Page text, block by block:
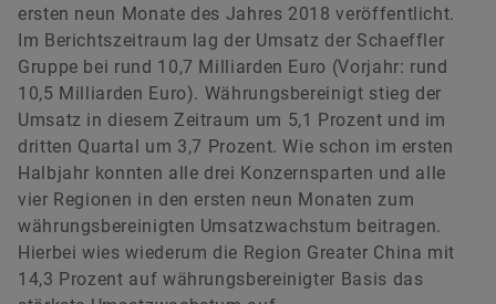
Schaeffler AG
Herzogenaurach
+49 9132 82-5000
presse@schaeffler.com
ersten neun Monate des Jahres 2018 veröffentlicht.
Im Berichtszeitraum lag der Umsatz der Schaeffler
Gruppe bei rund 10,7 Milliarden Euro (Vorjahr: rund
10,5 Milliarden Euro). Währungsbereinigt stieg der
Umsatz in diesem Zeitraum um 5,1 Prozent und im
dritten Quartal um 3,7 Prozent. Wie schon im ersten
Halbjahr konnten alle drei Konzernsparten und alle
vier Regionen in den ersten neun Monaten zum
währungsbereinigten Umsatzwachstum beitragen.
Hierbei wies wiederum die Region Greater China mit
14,3 Prozent auf währungsbereinigter Basis das